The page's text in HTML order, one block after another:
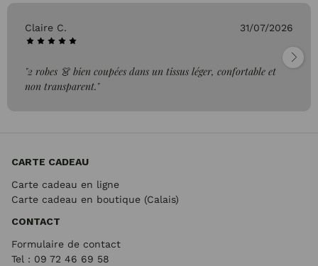
Claire C. 31/07/2026
"2 robes 👗 bien coupées dans un tissus léger, confortable et
non transparent."
CARTE CADEAU
Carte cadeau en ligne
Carte cadeau en boutique (Calais)
CONTACT
Formulaire de contact
Tel : 09 72 46 69 58